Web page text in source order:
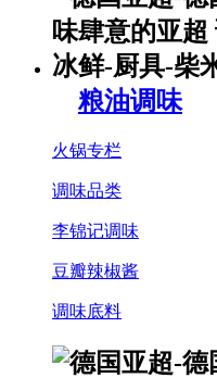
粮油调味
火锅专栏
调味品类
李锦记调味
豆瓣辣椒酱
调味底料